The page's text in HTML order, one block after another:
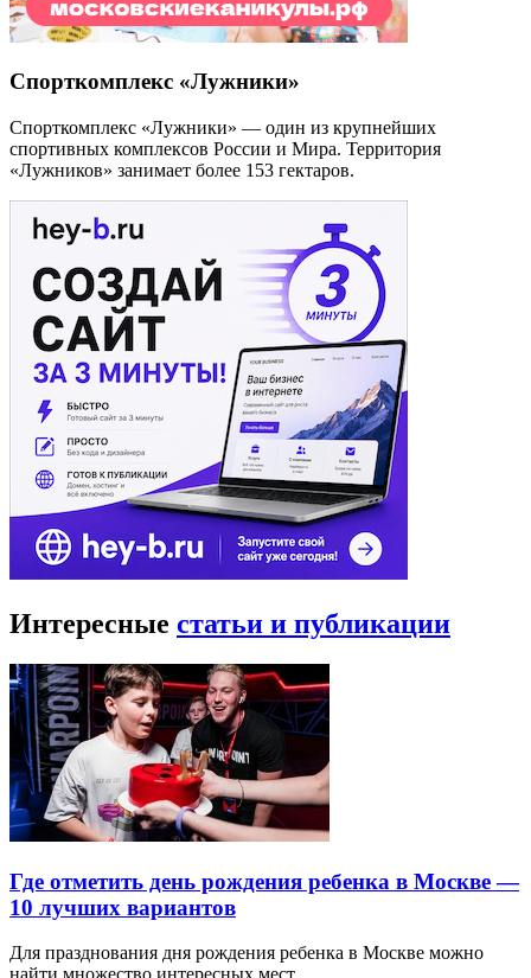
Спорткомплекс «Лужники»
Спорткомплекс «Лужники» — один из крупнейших
спортивных комплексов России и Мира. Территория
«Лужников» занимает более 153 гектаров.
Интересные статьи и публикации
Где отметить день рождения ребенка в Москве —
10 лучших вариантов
Для празднования дня рождения ребенка в Москве можно